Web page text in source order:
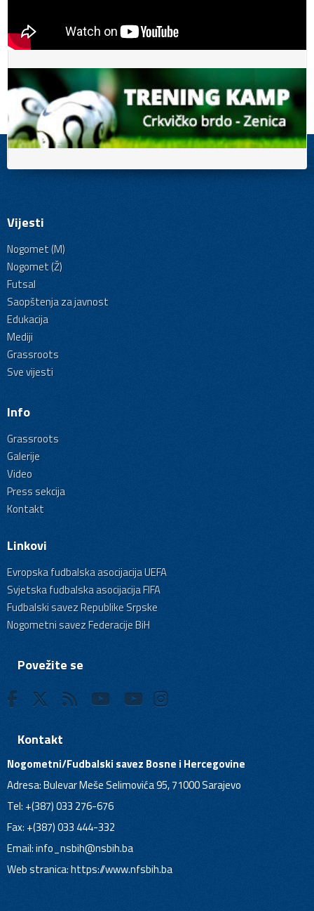
Vijesti
Nogomet (M)
Nogomet (Ž)
Futsal
Saopštenja za javnost
Edukacija
Mediji
Grassroots
Sve vijesti
Info
Grassroots
Galerije
Video
Press sekcija
Kontakt
Linkovi
Evropska fudbalska asocijacija UEFA
Svjetska fudbalska asocijacija FIFA
Fudbalski savez Republike Srpske
Nogometni savez Federacije BiH
Povežite se
Kontakt
Nogometni/Fudbalski savez Bosne i Hercegovine
Adresa: Bulevar Meše Selimovića 95, 71000 Sarajevo
Tel: +(387) 033 276-676
Fax: +(387) 033 444-332
Email:info_nsbih@nsbih.ba
Web stranica: https://www.nfsbih.ba